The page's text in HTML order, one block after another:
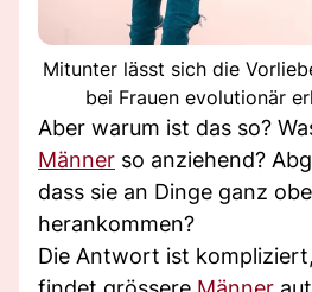
Mitunter lässt sich die
bei Frauen evolutionär
Aber warum ist das so?
Männer so anziehend?
dass sie an Dinge ganz
herankommen?
Die Antwort ist